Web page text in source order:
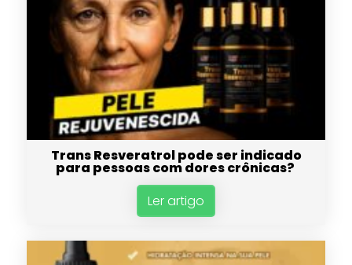
Trans Resveratrol pode ser indicado
para pessoas com dores crônicas?
Ler artigo